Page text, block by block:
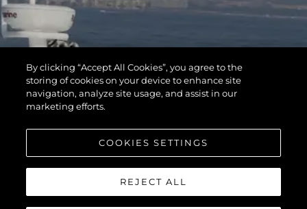
By clicking “Accept All Cookies”, you agree to the
storing of cookies on your device to enhance site
navigation, analyze site usage, and assist in our
marketing efforts.
COOKIES SETTINGS
REJECT ALL